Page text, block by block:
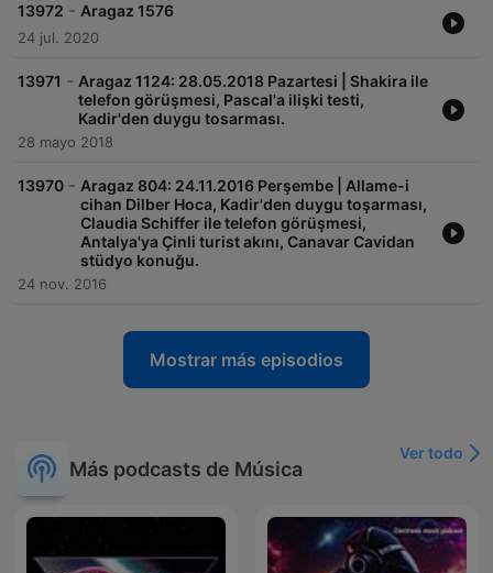
13972 - Aragaz 1576
24 jul. 2020
13971 - Aragaz 1124: 28.05.2018 Pazartesi | Shakira ile
telefon görüşmesi, Pascal'a ilişki testi,
Kadir'den duygu tosarması.
28 mayo 2018
13970 - Aragaz 804: 24.11.2016 Perşembe | Allame-i
cihan Dilber Hoca, Kadir'den duygu toşarması,
Claudia Schiffer ile telefon görüşmesi,
Antalya'ya Çinli turist akını, Canavar Cavidan
stüdyo konuğu.
24 nov. 2016
Mostrar más episodios
Más podcasts de Música
Ver todo